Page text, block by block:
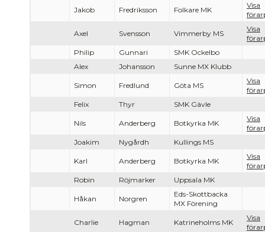
Jakob Fredriksson Folkare MK
Visa
Axel Svensson Vimmerby MS
Visa
Philip
Gunnari
SMK Ockelbo
Alex
Johansson Sunne MX Klubb
Simon Fredlund Göta MS
Visa
Felix
Thyr SMK Gävle
Nils Anderberg Botkyrka MK
Visa
Joakim
Nygårdh Kullings MS
Karl Anderberg Botkyrka MK
Visa
Robin
Röjmarker Uppsala MK
Håkan Norgren
Eds-Skottbacka
MX Förening
Charlie Hagman Katrineholms MK
Visa